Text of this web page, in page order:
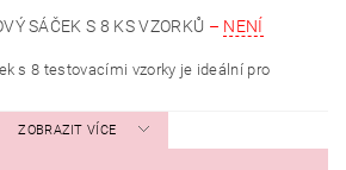
SÁČEK S 8 KS VZORKŮ – NENÍ
s 8 testovacími vzorky je ideální pro
ZOBRAZIT VÍCE